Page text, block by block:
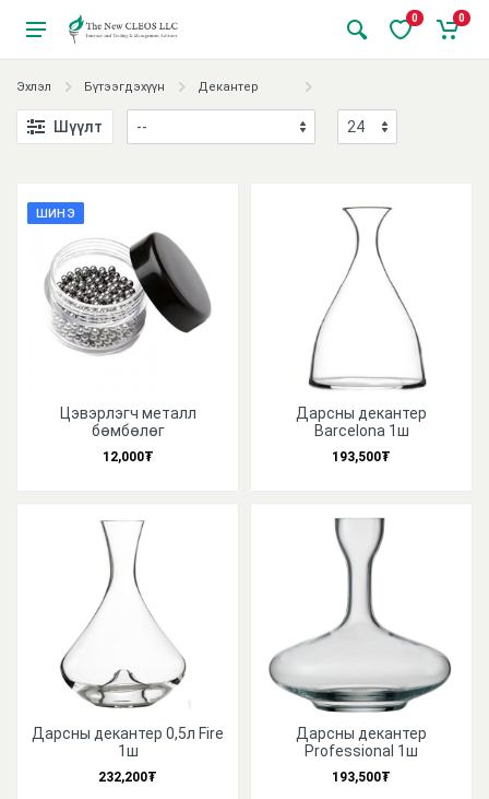
0 0
Эхлэл Бүтээгдэхүүн Декантер
Шүүлт
ШИНЭ
Цэвэрлэгч металл
бөмбөлөг
12,000₮
Дарсны декантер
Barcelona 1ш
193,500₮
Дарсны декантер 0,5л Fire
1ш
232,200₮
Дарсны декантер
Professional 1ш
193,500₮